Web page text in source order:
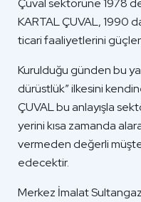
KARTAL ÇUVAL, 1990
ticari faaliyetlerini
Kurulduğu günden bu
dürüstlük” ilkesini
ÇUVAL bu anlayışla
yerini kısa zamanda
vermeden değerli
edecektir.
Merkez İmalat